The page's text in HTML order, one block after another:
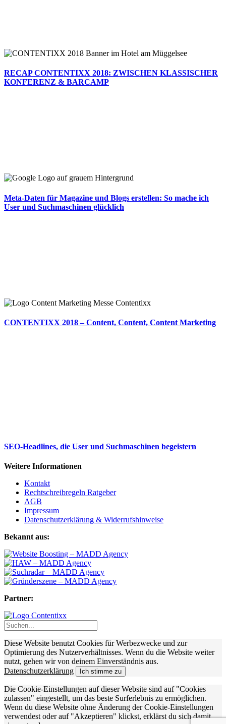
RECAP CONTENTIXX 2018: ZWISCHEN KLASSISCHER
KONFERENZ & BARCAMP
Meta-Daten für Magazine und Blogs erstellen: So mache ich
User und Suchmaschinen glücklich
CONTENTIXX 2018 – Content, Content, Content Marketing
SEO-Headlines, die User und Suchmaschinen begeistern
Weitere Informationen
Kontakt
Rechtschreibregeln Ratgeber
AGB
Impressum
Datenschutzerklärung & Widerrufshinweise
Bekannt aus:
Partner:
Diese Website benutzt Cookies für Werbezwecke und zur
Optimierung des Nutzerverhältnisses. Wenn du die Website weiter
nutzt, gehen wir von deinem Einverständnis aus.
Datenschutzerklärung
Ich stimme zu
Die Cookie-Einstellungen auf dieser Website sind auf "Cookies
zulassen" eingestellt, um das beste Surferlebnis zu ermöglichen.
Wenn du diese Website ohne Änderung der Cookie-Einstellungen
verwendest oder auf "Akzeptieren" klickst, erklärst du sich damit